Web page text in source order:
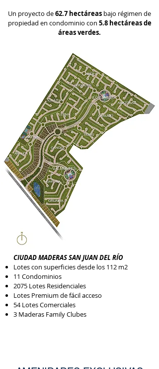
Un proyecto de62.7 hectáreas bajo régimen de
propiedad en condominio con 5.8 hectáreas de
áreas verdes.
CIUDAD MADERAS SAN JUAN DEL RÍO
Lotes con superficies desde los 112 m2
11 Condominios
2075 Lotes Residenciales
Lotes Premium de fácil acceso
54 Lotes Comerciales
3 Maderas Family Clubes